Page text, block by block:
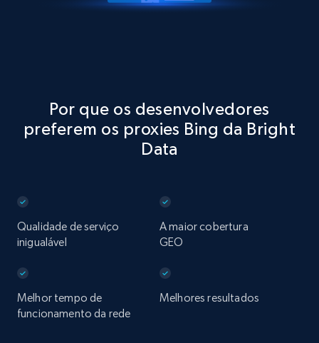
Por que os desenvolvedores
preferem os proxies Bing da Bright
Data
Qualidade de serviço
inigualável
A maior cobertura
GEO
Melhor tempo de
funcionamento da rede
Melhores resultados